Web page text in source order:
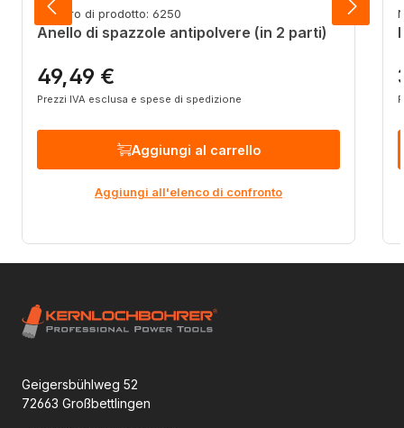
Numero di prodotto: 6250
Anello di spazzole antipolvere (in 2 parti)
Prezzo normale:
49,49 €
Prezzi IVA esclusa e spese di spedizione
Aggiungi al carrello
Aggiungi all'elenco di confronto
Geigersbühlweg 52
72663 Großbettlingen